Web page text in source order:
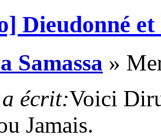
Dieudonné
Samassa »
écrit:Voici
Jamais.